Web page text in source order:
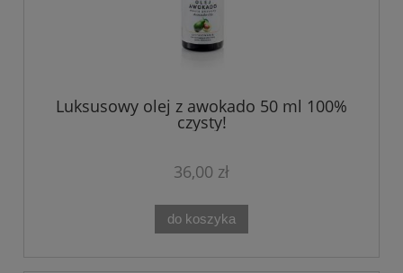
Luksusowy olej z awokado 50 ml 100%
czysty!
36,00 zł
do koszyka